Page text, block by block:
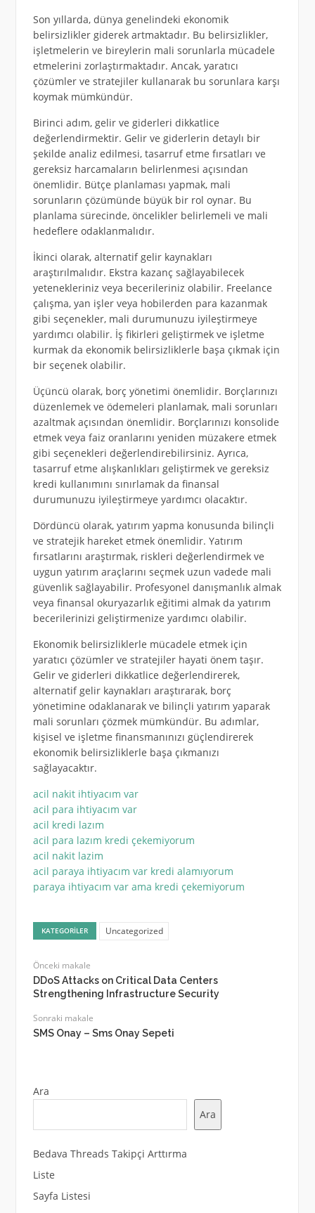
Son yıllarda, dünya genelindeki ekonomik
belirsizlikler giderek artmaktadır. Bu belirsizlikler,
işletmelerin ve bireylerin mali sorunlarla mücadele
etmelerini zorlaştırmaktadır. Ancak, yaratıcı
çözümler ve stratejiler kullanarak bu sorunlara karşı
koymak mümkündür.
Birinci adım, gelir ve giderleri dikkatlice
değerlendirmektir. Gelir ve giderlerin detaylı bir
şekilde analiz edilmesi, tasarruf etme fırsatları ve
gereksiz harcamaların belirlenmesi açısından
önemlidir. Bütçe planlaması yapmak, mali
sorunların çözümünde büyük bir rol oynar. Bu
planlama sürecinde, öncelikler belirlemeli ve mali
hedeflere odaklanmalıdır.
İkinci olarak, alternatif gelir kaynakları
araştırılmalıdır. Ekstra kazanç sağlayabilecek
yetenekleriniz veya becerileriniz olabilir. Freelance
çalışma, yan işler veya hobilerden para kazanmak
gibi seçenekler, mali durumunuzu iyileştirmeye
yardımcı olabilir. İş fikirleri geliştirmek ve işletme
kurmak da ekonomik belirsizliklerle başa çıkmak için
bir seçenek olabilir.
Üçüncü olarak, borç yönetimi önemlidir. Borçlarınızı
düzenlemek ve ödemeleri planlamak, mali sorunları
azaltmak açısından önemlidir. Borçlarınızı konsolide
etmek veya faiz oranlarını yeniden müzakere etmek
gibi seçenekleri değerlendirebilirsiniz. Ayrıca,
tasarruf etme alışkanlıkları geliştirmek ve gereksiz
kredi kullanımını sınırlamak da finansal
durumunuzu iyileştirmeye yardımcı olacaktır.
Dördüncü olarak, yatırım yapma konusunda bilinçli
ve stratejik hareket etmek önemlidir. Yatırım
fırsatlarını araştırmak, riskleri değerlendirmek ve
uygun yatırım araçlarını seçmek uzun vadede mali
güvenlik sağlayabilir. Profesyonel danışmanlık almak
veya finansal okuryazarlık eğitimi almak da yatırım
becerilerinizi geliştirmenize yardımcı olabilir.
Ekonomik belirsizliklerle mücadele etmek için
yaratıcı çözümler ve stratejiler hayati önem taşır.
Gelir ve giderleri dikkatlice değerlendirerek,
alternatif gelir kaynakları araştırarak, borç
yönetimine odaklanarak ve bilinçli yatırım yaparak
mali sorunları çözmek mümkündür. Bu adımlar,
kişisel ve işletme finansmanınızı güçlendirerek
ekonomik belirsizliklerle başa çıkmanızı
sağlayacaktır.
acil nakit ihtiyacım var
acil para ihtiyacım var
acil kredi lazım
acil para lazım kredi çekemiyorum
acil nakit lazim
acil paraya ihtiyacım var kredi alamıyorum
paraya ihtiyacım var ama kredi çekemiyorum
KATEGORILER Uncategorized
Önceki makale
DDoS Attacks on Critical Data Centers
Strengthening Infrastructure Security
Sonraki makale
SMS Onay – Sms Onay Sepeti
Ara
Ara
Bedava Threads Takipçi Arttırma
Liste
Sayfa Listesi